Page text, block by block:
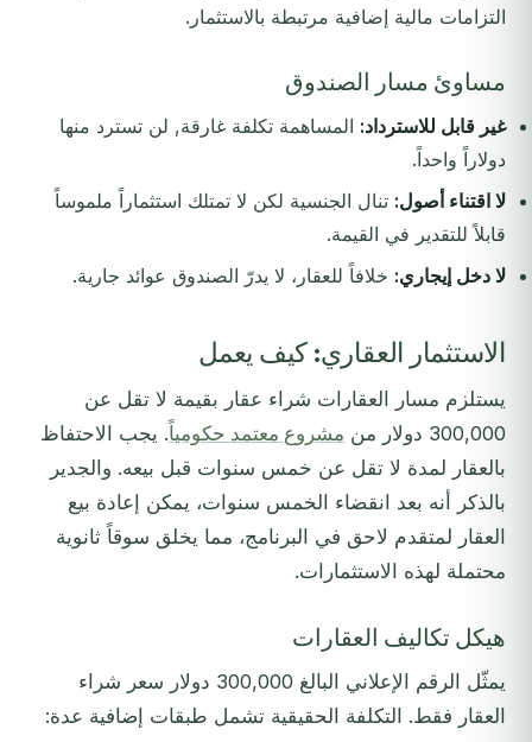
التزامات مالية إضافية مرتبطة بالاستثمار.
مساوئ مسار الصندوق
غير قابل للاسترداد: المساهمة تكلفة غارقة, لن تسترد منها
دولاراً واحداً.
لا اقتناء أصول: تنال الجنسية لكن لا تمتلك استثماراً ملموساً
قابلاً للتقدير في القيمة.
لا دخل إيجاري: خلافاً للعقار، لا يدرّ الصندوق عوائد جارية.
الاستثمار العقاري: كيف يعمل
يستلزم مسار العقارات شراء عقار بقيمة لا تقل عن
300,000 دولار من
مشروع معتمد حكومياً. يجب الاحتفاظ
بالعقار لمدة لا تقل عن خمس سنوات قبل بيعه. والجدير
بالذكر أنه بعد انقضاء الخمس سنوات، يمكن إعادة بيع
العقار لمتقدم لاحق في البرنامج، مما يخلق سوقاً ثانوية
محتملة لهذه الاستثمارات.
هيكل تكاليف العقارات
يمثّل الرقم الإعلاني البالغ 300,000 دولار سعر شراء
العقار فقط. التكلفة الحقيقية تشمل طبقات إضافية عدة: